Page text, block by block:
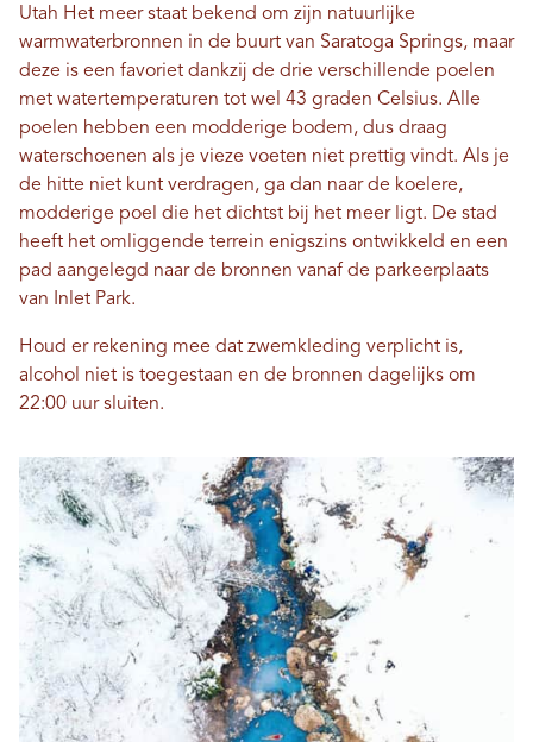
Utah Het meer staat bekend om zijn natuurlijke
warmwaterbronnen in de buurt van Saratoga Springs, maar
deze is een favoriet dankzij de drie verschillende poelen
met watertemperaturen tot wel 43 graden Celsius. Alle
poelen hebben een modderige bodem, dus draag
waterschoenen als je vieze voeten niet prettig vindt. Als je
de hitte niet kunt verdragen, ga dan naar de koelere,
modderige poel die het dichtst bij het meer ligt. De stad
heeft het omliggende terrein enigszins ontwikkeld en een
pad aangelegd naar de bronnen vanaf de parkeerplaats
van Inlet Park.
Houd er rekening mee dat zwemkleding verplicht is,
alcohol niet is toegestaan ​​en de bronnen dagelijks om
22:00 uur sluiten.